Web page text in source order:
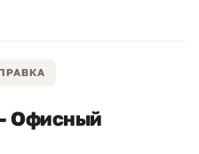
Офисный